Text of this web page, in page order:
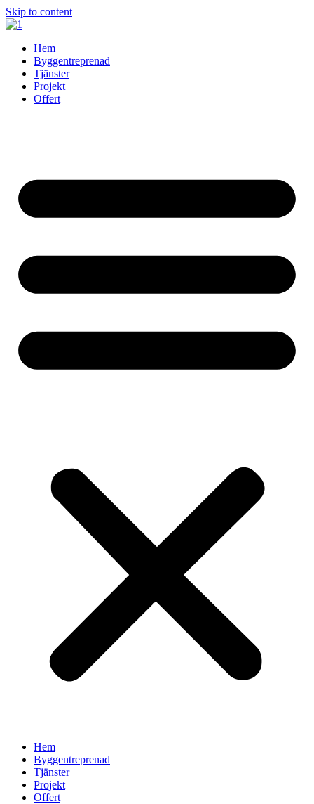
Skip to content
Hem
Byggentreprenad
Tjänster
Projekt
Offert
Hem
Byggentreprenad
Tjänster
Projekt
Offert